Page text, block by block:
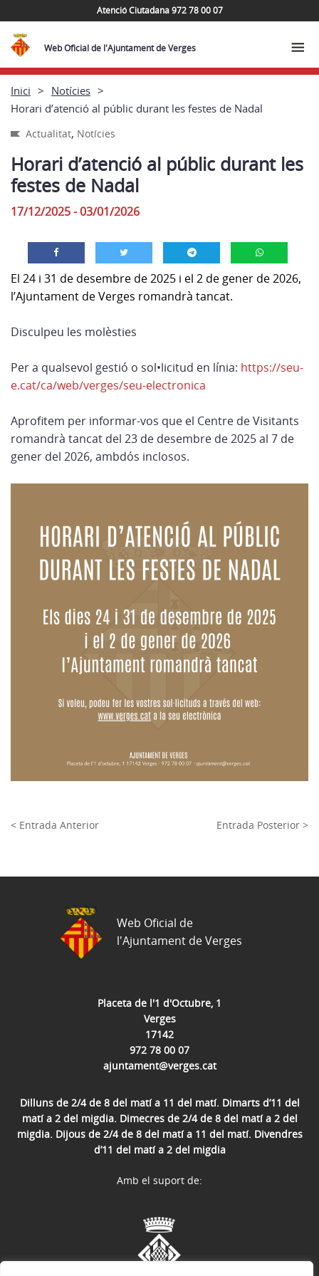
Atenció Ciutadana 972 78 00 07
Web Oficial de l'Ajuntament de Verges
Inici
Notícies
Horari d’atenció al públic durant les festes de Nadal
Actualitat, Notícies
Horari d’atenció al públic durant les
festes de Nadal
17/12/2025 - 03/01/2026
El 24 i 31 de desembre de 2025 i el 2 de gener de 2026,
l’Ajuntament de Verges romandrà tancat.
Disculpeu les molèsties
Per a qualsevol gestió o sol•licitud en línia: https://seu-
e.cat/ca/web/verges/seu-electronica
Aprofitem per informar-vos que el Centre de Visitants
romandrà tancat del 23 de desembre de 2025 al 7 de
gener del 2026, ambdós inclosos.
< Entrada Anterior Entrada Posterior >
Placeta de l'1 d'Octubre, 1
Verges
17142
972 78 00 07
ajuntament@verges.cat
Dilluns de 2/4 de 8 del matí a 11 del matí. Dimarts d’11 del
matí a 2 del migdia. Dimecres de 2/4 de 8 del matí a 2 del
migdia. Dijous de 2/4 de 8 del matí a 11 del matí. Divendres
d’11 del matí a 2 del migdia
Web Oficial de
l'Ajuntament de Verges
Amb el suport de: